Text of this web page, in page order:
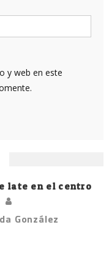
y web en este
late en el centro
González